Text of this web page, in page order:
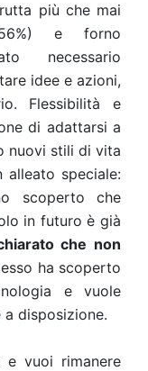
più che mai
e forno
necessario
idee e azioni,
Flessibilità e
di adattarsi a
nuovi stili di vita
alleato speciale:
scoperto che
in futuro è già
che non
ha scoperto
e vuole
disposizione.
vuoi rimanere